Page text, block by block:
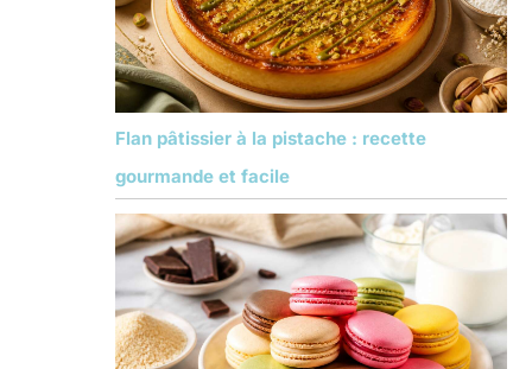
Flan pâtissier à la pistache : recette
gourmande et facile